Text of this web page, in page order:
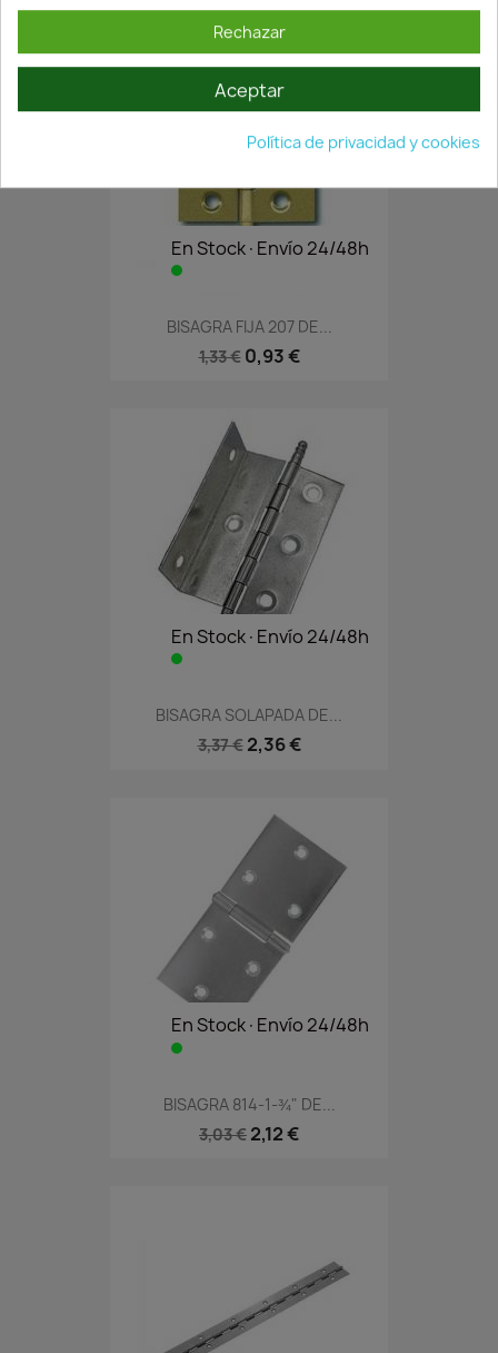
En Stock·Envío 24/48h
BISAGRA FIJA 207 DE...
1,33 € 0,93 €
En Stock·Envío 24/48h
BISAGRA SOLAPADA DE...
3,37 € 2,36 €
En Stock·Envío 24/48h
BISAGRA 814-1-¾" DE...
3,03 € 2,12 €
Rechazar
Aceptar
Política de privacidad y cookies